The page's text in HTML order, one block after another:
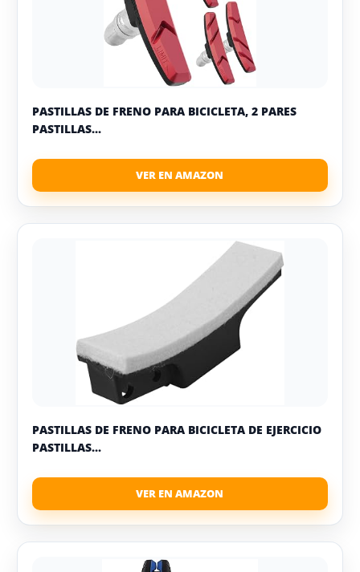
PASTILLAS DE FRENO PARA BICICLETA, 2 PARES
PASTILLAS...
PASTILLAS DE FRENO PARA BICICLETA DE EJERCICIO
PASTILLAS...